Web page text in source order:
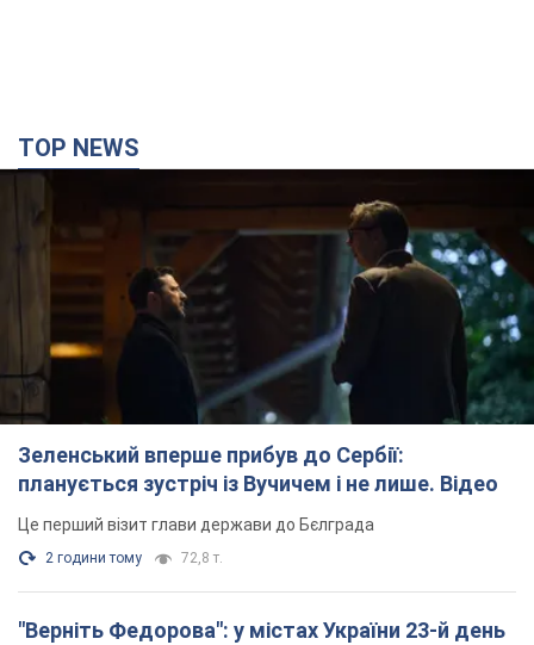
TOP NEWS
Зеленський вперше прибув до Сербії:
планується зустріч із Вучичем і не лише. Відео
Це перший візит глави держави до Бєлграда
2 години тому 72,8 т.
"Верніть Федорова": у містах України 23-й день